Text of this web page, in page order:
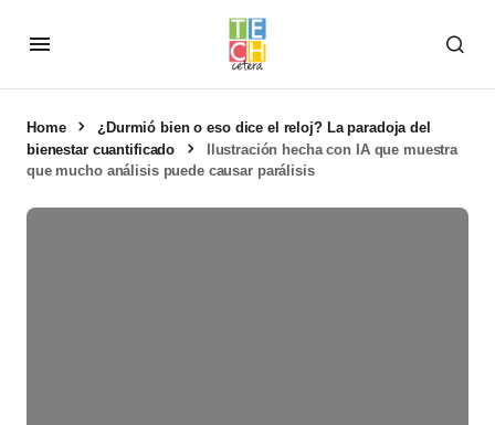
Home
¿Durmió bien o eso dice el reloj? La paradoja del
bienestar cuantificado
Ilustración hecha con IA que muestra
que mucho análisis puede causar parálisis